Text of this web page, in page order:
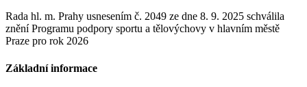
Rada hl. m. Prahy usnesením č. 2049 ze dne 8. 9. 2025 schválila
znění Programu podpory sportu a tělovýchovy v hlavním městě
Praze pro rok 2026
Základní informace